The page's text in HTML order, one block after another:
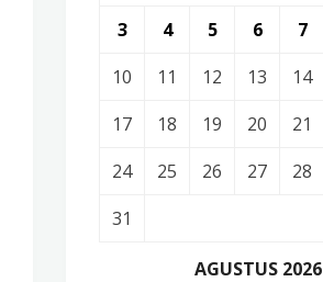
AGUSTUS 2026
3
4 5 6 7
10
11 12 13 14
17
18 19 20 21
24
25 26 27 28
31